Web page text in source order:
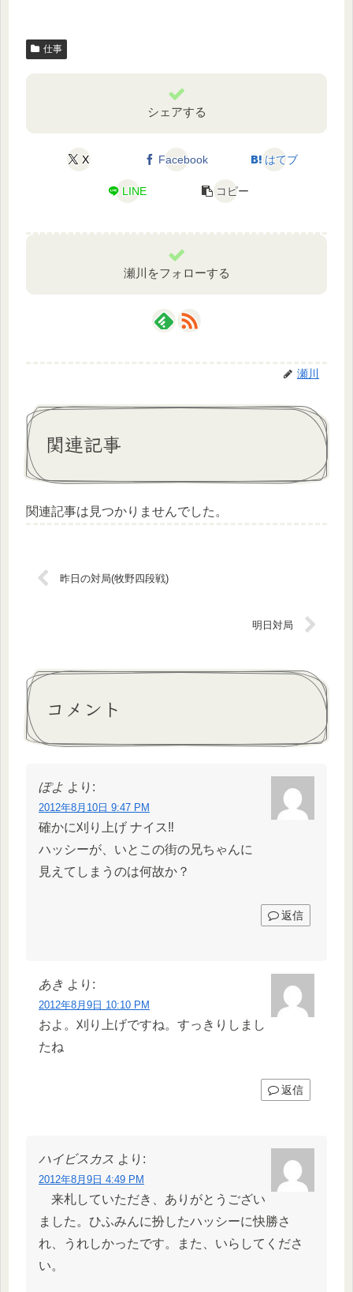
仕事
シェアする
X Facebook はてブ
LINE コピー
瀬川をフォローする
瀬川
関連記事
関連記事は見つかりませんでした。
昨日の対局(牧野四段戦)
明日対局
コメント
ぽよ より:
2012年8月10日 9:47 PM
確かに刈り上げ ナイス‼
ハッシーが、いとこの街の兄ちゃんに
見えてしまうのは何故か？
返信
あき より:
2012年8月9日 10:10 PM
およ。刈り上げですね。すっきりしまし
たね
返信
ハイビスカス より:
2012年8月9日 4:49 PM
来札していただき、ありがとうござい
ました。ひふみんに扮したハッシーに快勝さ
れ、うれしかったです。また、いらしてくださ
い。